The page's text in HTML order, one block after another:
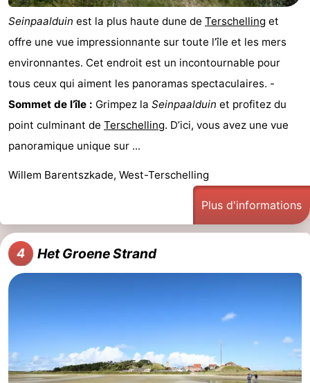
Wadden
Médicales
Région
Friesland
-
Leeuwarden
Îles
de
la
-
Schiermonnikoog
-
Vlieland
-
Texel
Météo
Seinpaalduin est la plus haute dune de Terschelling et
offre une vue impressionnante sur toute l’île et les mers
environnantes. Cet endroit est un incontournable pour
tous ceux qui aiment les panoramas spectaculaires. -
Sommet de l’île : Grimpez la Seinpaalduin et profitez du
point culminant de Terschelling. D’ici, vous avez une vue
panoramique unique sur ...
Willem Barentszkade, West-Terschelling
Plus d'informations
4 Het Groene Strand